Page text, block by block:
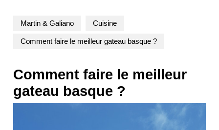
Martin & Galiano Cuisine
Comment faire le meilleur gateau basque ?
Comment faire le meilleur
gateau basque ?